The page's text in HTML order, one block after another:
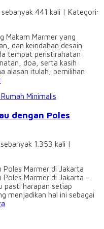
441 kali | Kategori:
Makam Marmer yang
dan keindahan desain.
tempat peristirahatan
doa, serta kasih
alasan itulah, pemilihan
dengan Poles
1.353 kali |
Poles Marmer di Jakarta
Poles Marmer di Jakarta –
pasti harapan setiap
menjadikan hal ini sebagai